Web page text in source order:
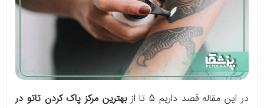
در این مقاله قصد داریم 5 تا از
بهترین مرکز پاک کردن تاتو در